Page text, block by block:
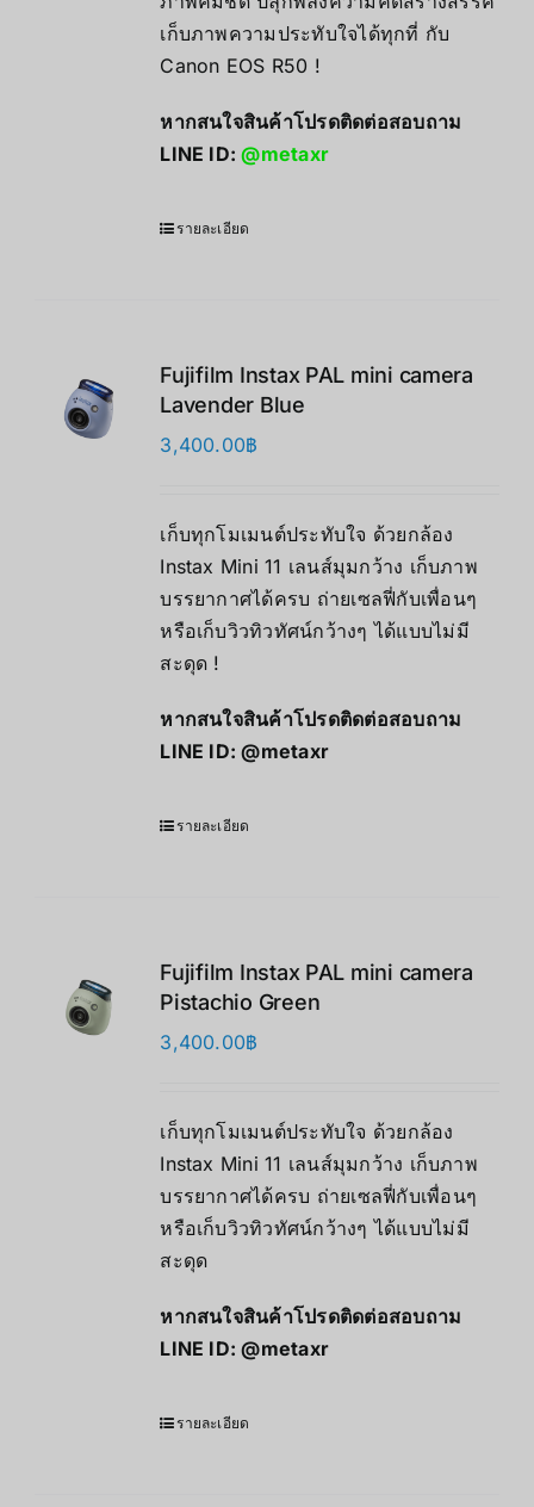
เก็บภาพความประทับใจได้ทุกที่ กับ
Canon EOS R50 !
หากสนใจสินค้าโปรดติดต่อสอบถาม
LINE ID:@metaxr
รายละเอียด
Fujifilm Instax PAL mini camera
Lavender Blue
3,400.00฿
เก็บทุกโมเมนต์ประทับใจ ด้วยกล้อง
Instax Mini 11 เลนส์มุมกว้าง เก็บภาพ
บรรยากาศได้ครบ ถ่ายเซลฟี่กับเพื่อนๆ
หรือเก็บวิวทิวทัศน์กว้างๆ ได้แบบไม่มี
สะดุด !
หากสนใจสินค้าโปรดติดต่อสอบถาม
LINE ID:@metaxr
รายละเอียด
Fujifilm Instax PAL mini camera
Pistachio Green
3,400.00฿
เก็บทุกโมเมนต์ประทับใจ ด้วยกล้อง
Instax Mini 11 เลนส์มุมกว้าง เก็บภาพ
บรรยากาศได้ครบ ถ่ายเซลฟี่กับเพื่อนๆ
หรือเก็บวิวทิวทัศน์กว้างๆ ได้แบบไม่มี
สะดุด
หากสนใจสินค้าโปรดติดต่อสอบถาม
LINE ID:@metaxr
รายละเอียด